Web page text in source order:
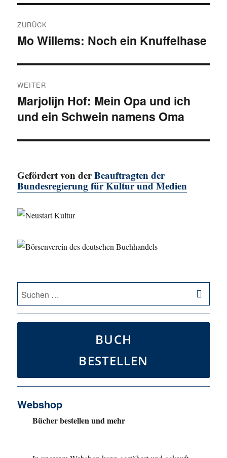
ZURÜCK
Vorheriger
Mo Willems: Noch ein Knuffelhase
WEITER
Nächster
Beitrag:
Marjolijn Hof: Mein Opa und ich
und ein Schwein namens Oma
Gefördert von derBeauftragten der
Bundesregierung für Kultur und Medien
Suche
nach:
BUCH
BESTELLEN
Webshop
Bücher bestellen und mehr